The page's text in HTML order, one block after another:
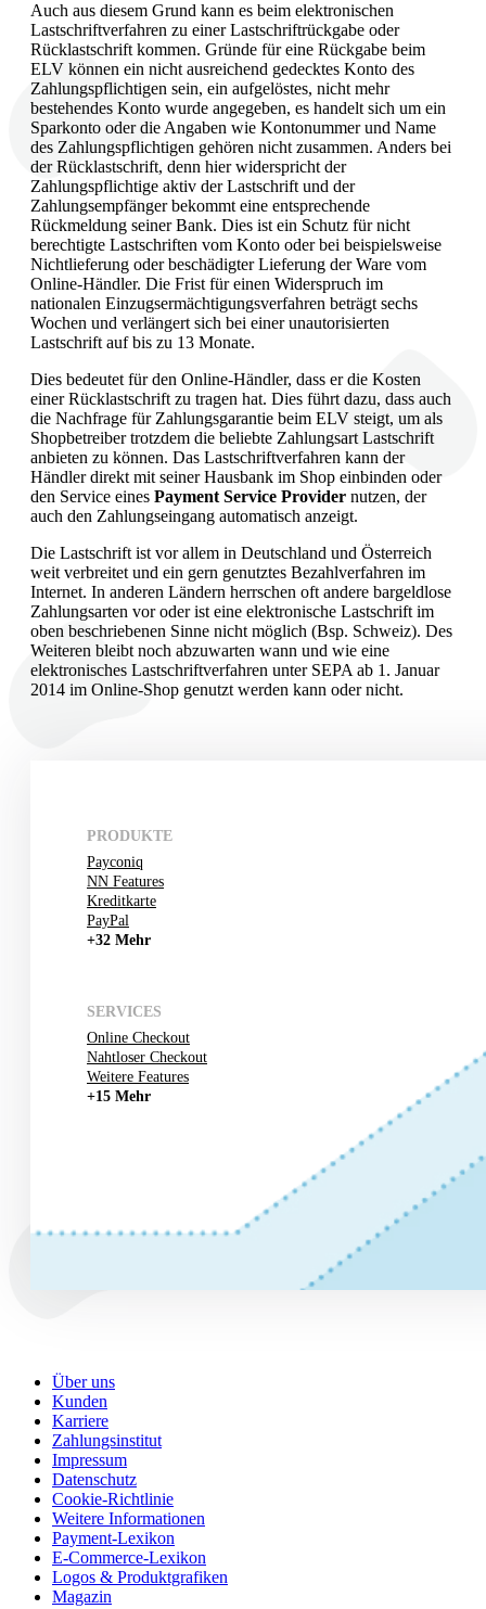
Auch aus diesem Grund kann es beim elektronischen
Lastschriftverfahren zu einer Lastschriftrückgabe oder
Rücklastschrift kommen. Gründe für eine Rückgabe beim
ELV können ein nicht ausreichend gedecktes Konto des
Zahlungspflichtigen sein, ein aufgelöstes, nicht mehr
bestehendes Konto wurde angegeben, es handelt sich um ein
Sparkonto oder die Angaben wie Kontonummer und Name
des Zahlungspflichtigen gehören nicht zusammen. Anders bei
der Rücklastschrift, denn hier widerspricht der
Zahlungspflichtige aktiv der Lastschrift und der
Zahlungsempfänger bekommt eine entsprechende
Rückmeldung seiner Bank. Dies ist ein Schutz für nicht
berechtigte Lastschriften vom Konto oder bei beispielsweise
Nichtlieferung oder beschädigter Lieferung der Ware vom
Online-Händler. Die Frist für einen Widerspruch im
nationalen Einzugsermächtigungsverfahren beträgt sechs
Wochen und verlängert sich bei einer unautorisierten
Lastschrift auf bis zu 13 Monate.
Dies bedeutet für den Online-Händler, dass er die Kosten
einer Rücklastschrift zu tragen hat. Dies führt dazu, dass auch
die Nachfrage für Zahlungsgarantie beim ELV steigt, um als
Shopbetreiber trotzdem die beliebte Zahlungsart Lastschrift
anbieten zu können. Das Lastschriftverfahren kann der
Händler direkt mit seiner Hausbank im Shop einbinden oder
den Service eines Payment Service Provider nutzen, der
auch den Zahlungseingang automatisch anzeigt.
Die Lastschrift ist vor allem in Deutschland und Österreich
weit verbreitet und ein gern genutztes Bezahlverfahren im
Internet. In anderen Ländern herrschen oft andere bargeldlose
Zahlungsarten vor oder ist eine elektronische Lastschrift im
oben beschriebenen Sinne nicht möglich (Bsp. Schweiz). Des
Weiteren bleibt noch abzuwarten wann und wie eine
elektronisches Lastschriftverfahren unter SEPA ab 1. Januar
2014 im Online-Shop genutzt werden kann oder nicht.
PRODUKTE
Payconiq
NN Features
Kreditkarte
PayPal
+32 Mehr
SERVICES
Online Checkout
Nahtloser Checkout
Weitere Features
+15 Mehr
Über uns
Kunden
Karriere
Zahlungsinstitut
Impressum
Datenschutz
Cookie-Richtlinie
Weitere Informationen
Payment-Lexikon
E-Commerce-Lexikon
Logos & Produktgrafiken
Magazin